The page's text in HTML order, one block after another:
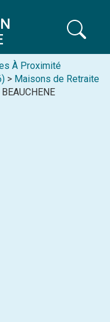
À Proximité
> Maisons de Retraite